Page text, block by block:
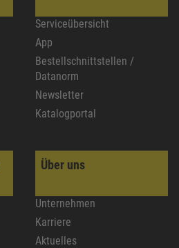
Serviceübersicht
App
Bestellschnittstellen /
Datanorm
Newsletter
Katalogportal
Über uns
Unternehmen
Karriere
Aktuelles